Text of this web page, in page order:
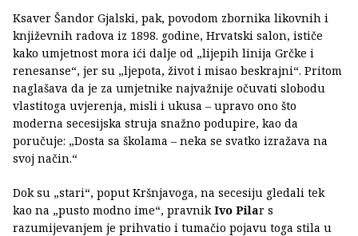
Ksaver Šandor Gjalski, pak, povodom zbornika likovnih i
književnih radova iz 1898. godine, Hrvatski salon, ističe
kako umjetnost mora ići dalje od „lijepih linija Grčke i
renesanse“, jer su „ljepota, život i misao beskrajni“. Pritom
naglašava da je za umjetnike najvažnije očuvati slobodu
vlastitoga uvjerenja, misli i ukusa – upravo ono što
moderna secesijska struja snažno podupire, kao da
poručuje: „Dosta sa školama – neka se svatko izražava na
svoj način.“
Dok su „stari“, poput Kršnjavoga, na secesiju gledali tek
kao na „pusto modno ime“, pravnik Ivo Pilar s
razumijevanjem je prihvatio i tumačio pojavu toga stila u